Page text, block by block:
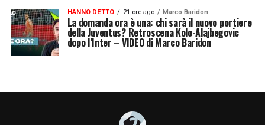
HANNO DETTO 21 ore ago Marco Baridon
La domanda ora è una: chi sarà il nuovo portiere
della Juventus? Retroscena Kolo-Alajbegovic
dopo l’Inter – VIDEO di Marco Baridon